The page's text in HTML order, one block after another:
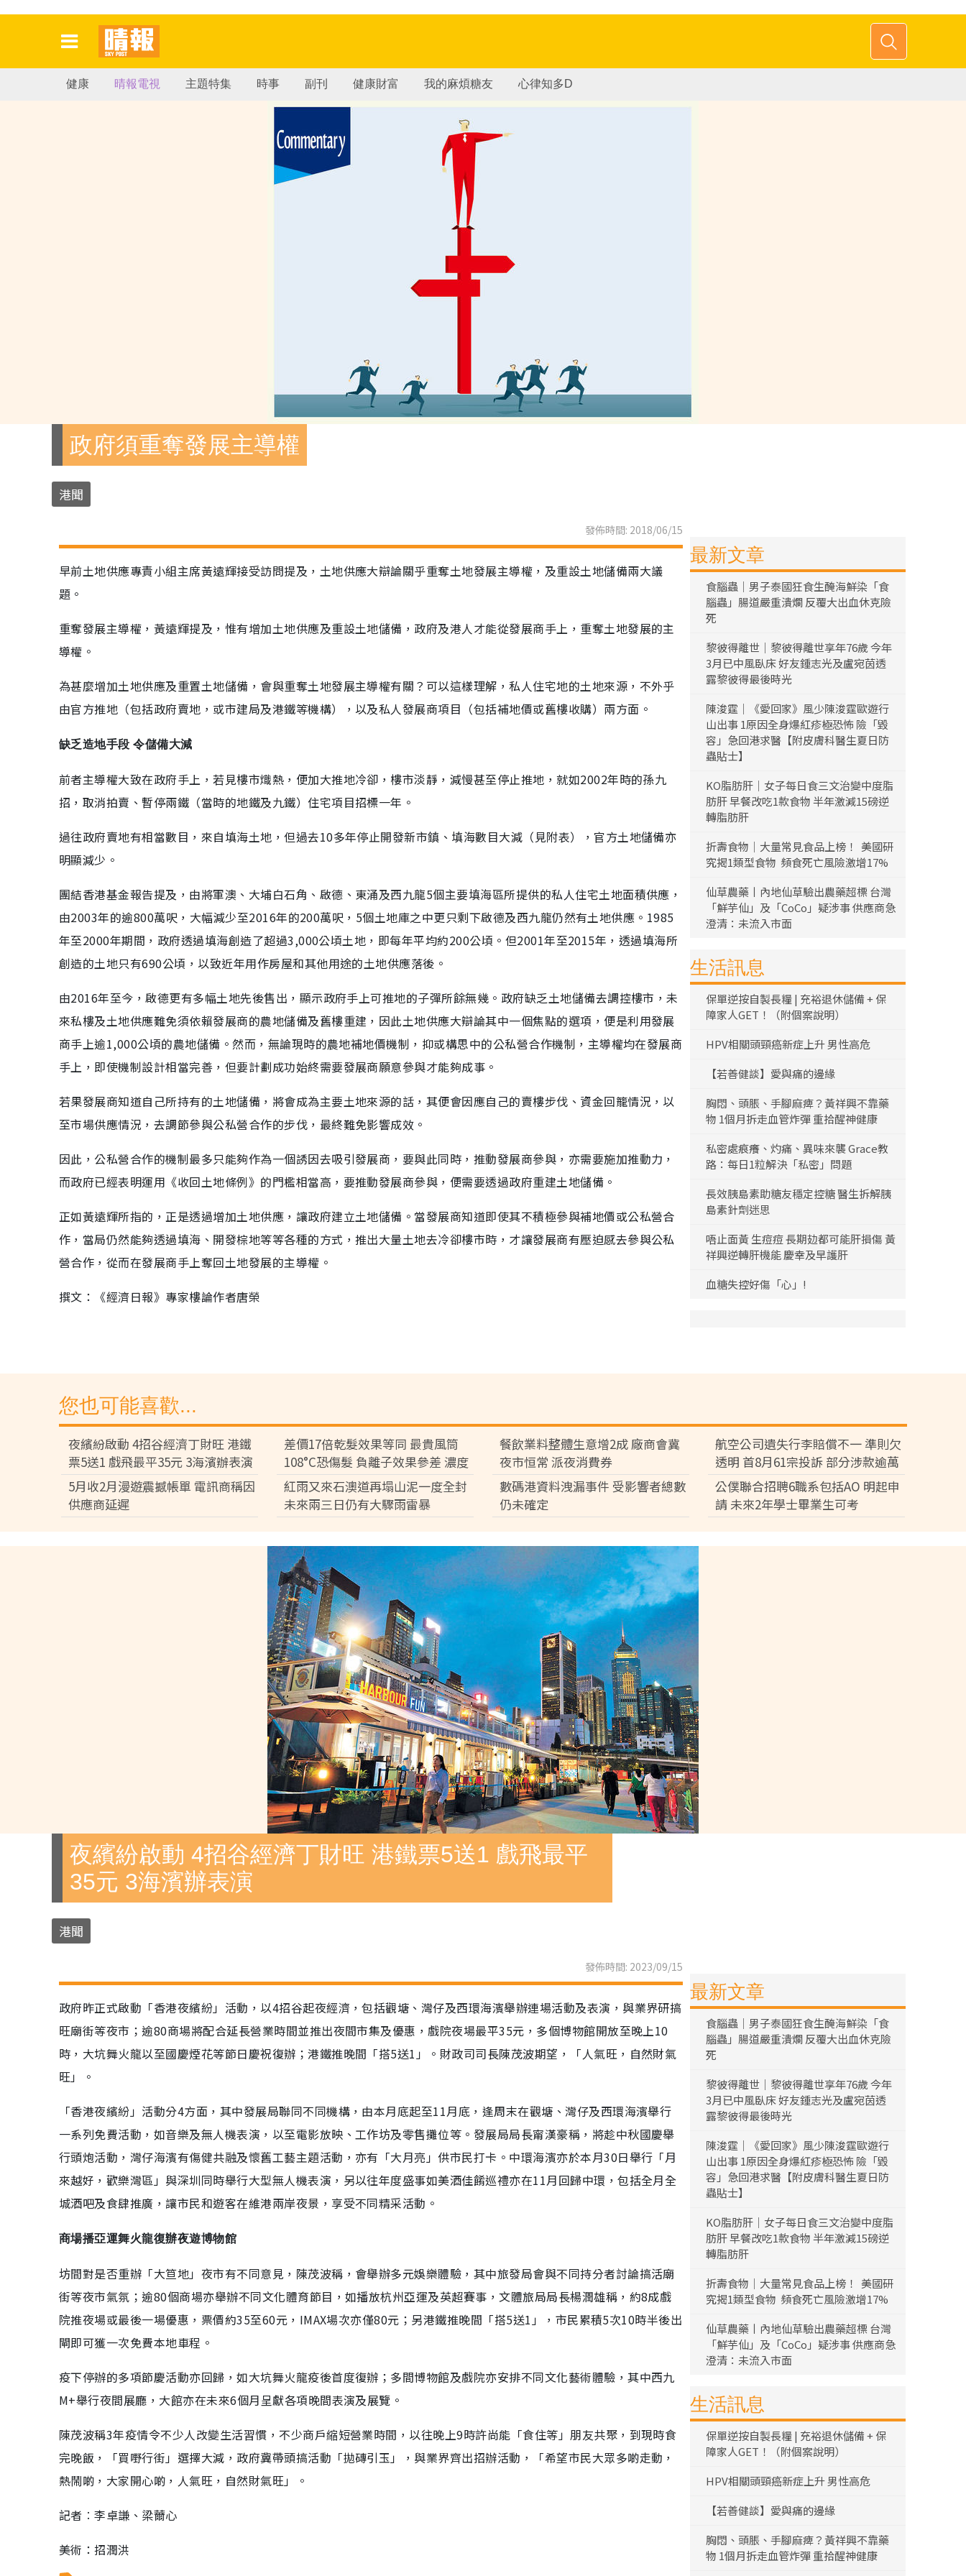
健康 晴報電視 主題特集 時事 副刊 健康財富 我的麻煩糖友 心律知多D
政府須重奪發展主導權
港聞
發佈時間: 2018/06/15
早前土地供應專責小組主席黃遠輝接受訪問提及，土地供應大辯論關乎重奪土地發展主導權，及重設土地儲備兩大議
題。
重奪發展主導權，黃遠輝提及，惟有增加土地供應及重設土地儲備，政府及港人才能從發展商手上，重奪土地發展的主
導權。
為甚麼增加土地供應及重置土地儲備，會與重奪土地發展主導權有關？可以這樣理解，私人住宅地的土地來源，不外乎
由官方推地（包括政府賣地，或市建局及港鐵等機構），以及私人發展商項目（包括補地價或舊樓收購）兩方面。
缺乏造地手段 令儲備大減
前者主導權大致在政府手上，若見樓市熾熱，便加大推地冷卻，樓市淡靜，減慢甚至停止推地，就如2002年時的孫九
招，取消拍賣、暫停兩鐵（當時的地鐵及九鐵）住宅項目招標一年。
過往政府賣地有相當數目，來自填海土地，但過去10多年停止開發新市鎮、填海數目大減（見附表），官方土地儲備亦
明顯減少。
團結香港基金報告提及，由將軍澳、大埔白石角、啟德、東涌及西九龍5個主要填海區所提供的私人住宅土地面積供應，
由2003年的逾800萬呎，大幅減少至2016年的200萬呎，5個土地庫之中更只剩下啟德及西九龍仍然有土地供應。1985
年至2000年期間，政府透過填海創造了超過3,000公頃土地，即每年平均約200公頃。但2001年至2015年，透過填海所
創造的土地只有690公頃，以致近年用作房屋和其他用途的土地供應落後。
由2016年至今，啟德更有多幅土地先後售出，顯示政府手上可推地的子彈所餘無幾。政府缺乏土地儲備去調控樓市，未
來私樓及土地供應難免須依賴發展商的農地儲備及舊樓重建，因此土地供應大辯論其中一個焦點的選項，便是利用發展
商手上逾1,000公頃的農地儲備。然而，無論現時的農地補地價機制，抑或構思中的公私營合作機制，主導權均在發展商
手上，即使機制設計相當完善，但要計劃成功始終需要發展商願意參與才能夠成事。
若果發展商知道自己所持有的土地儲備，將會成為主要土地來源的話，其便會因應自己的賣樓步伐、資金回籠情況，以
至市場供應情況，去調節參與公私營合作的步伐，最終難免影響成效。
因此，公私營合作的機制最多只能夠作為一個誘因去吸引發展商，要與此同時，推動發展商參與，亦需要施加推動力，
而政府已經表明運用《收回土地條例》的門檻相當高，要推動發展商參與，便需要透過政府重建土地儲備。
正如黃遠輝所指的，正是透過增加土地供應，讓政府建立土地儲備。當發展商知道即使其不積極參與補地價或公私營合
作，當局仍然能夠透過填海、開發棕地等等各種的方式，推出大量土地去冷卻樓市時，才讓發展商有壓迫感去參與公私
營合作，從而在發展商手上奪回土地發展的主導權。
撰文：《經濟日報》專家樓論作者唐榮
最新文章
食腦蟲｜男子泰國狂食生醃海鮮染「食
腦蟲」腸道嚴重潰爛 反覆大出血休克險
死
黎彼得離世｜黎彼得離世享年76歲 今年
3月已中風臥床 好友鍾志光及盧宛茵透
露黎彼得最後時光
陳浚霆｜《愛回家》風少陳浚霆歐遊行
山出事 1原因全身爆紅疹極恐怖 險「毀
容」急回港求醫【附皮膚科醫生夏日防
蟲貼士】
KO脂肪肝｜女子每日食三文治變中度脂
肪肝 早餐改吃1款食物 半年激減15磅逆
轉脂肪肝
折壽食物｜大量常見食品上榜！ 美國研
究揭1類型食物 頻食死亡風險激增17%
仙草農藥丨內地仙草驗出農藥超標 台灣
「鮮芋仙」及「CoCo」疑涉事 供應商急
澄清：未流入市面
生活訊息
保單逆按自製長糧 | 充裕退休儲備 + 保
障家人GET！（附個案說明）
HPV相關頭頸癌新症上升 男性高危
【若善健談】愛與痛的邊緣
胸悶、頭脹、手腳麻痺？黃祥興不靠藥
物 1個月拆走血管炸彈 重拾醒神健康
私密處痕癢、灼痛、異味來襲 Grace教
路：每日1粒解決「私密」問題
長效胰島素助糖友穩定控糖 醫生拆解胰
島素針劑迷思
唔止面黃 生痘痘 長期攰都可能肝損傷 黃
祥興逆轉肝機能 慶幸及早護肝
血糖失控好傷「心」!
您也可能喜歡...
夜繽紛啟動 4招谷經濟丁財旺 港鐵
票5送1 戲飛最平35元 3海濱辦表演
差價17倍乾髮效果等同 最貴風筒
108°C恐傷髮 負離子效果參差 濃度
差逾百倍
餐飲業料整體生意增2成 廠商會冀
夜市恒常 派夜消費券
航空公司遺失行李賠償不一 準則欠
透明 首8月61宗投訴 部分涉款逾萬
元
5月收2月漫遊震撼帳單 電訊商稱因
供應商延遲
紅雨又來石澳道再塌山泥一度全封
未來兩三日仍有大驟雨雷暴
數碼港資料洩漏事件 受影響者總數
仍未確定
公僕聯合招聘6職系包括AO 明起申
請 未來2年學士畢業生可考
夜繽紛啟動 4招谷經濟丁財旺 港鐵票5送1 戲飛最平
35元 3海濱辦表演
港聞
發佈時間: 2023/09/15
政府昨正式啟動「香港夜繽紛」活動，以4招谷起夜經濟，包括觀塘、灣仔及西環海濱舉辦連場活動及表演，與業界研搞
旺廟街等夜市；逾80商場將配合延長營業時間並推出夜間市集及優惠，戲院夜場最平35元，多個博物館開放至晚上10
時，大坑舞火龍以至國慶煙花等節日慶祝復辦；港鐵推晚間「搭5送1」。財政司司長陳茂波期望，「人氣旺，自然財氣
旺」。
「香港夜繽紛」活動分4方面，其中發展局聯同不同機構，由本月底起至11月底，逢周末在觀塘、灣仔及西環海濱舉行
一系列免費活動，如音樂及無人機表演，以至電影放映、工作坊及零售攤位等。發展局局長甯漢豪稱，將趁中秋國慶舉
行頭炮活動，灣仔海濱有傷健共融及懷舊工藝主題活動，亦有「大月亮」供市民打卡。中環海濱亦於本月30日舉行「月
來越好，歡樂灣區」與深圳同時舉行大型無人機表演，另以往年度盛事如美酒佳餚巡禮亦在11月回歸中環，包括全月全
城酒吧及食肆推廣，讓市民和遊客在維港兩岸夜景，享受不同精采活動。
商場播亞運舞火龍復辦夜遊博物館
坊間對是否重辦「大笪地」夜市有不同意見，陳茂波稱，會舉辦多元娛樂體驗，其中旅發局會與不同持分者討論搞活廟
街等夜市氣氛；逾80個商場亦舉辦不同文化體育節目，如播放杭州亞運及英超賽事，文體旅局局長楊潤雄稱，約8成戲
院推夜場或最後一場優惠，票價約35至60元，IMAX場次亦僅80元；另港鐵推晚間「搭5送1」，市民累積5次10時半後出
閘即可獲一次免費本地車程。
疫下停辦的多項節慶活動亦回歸，如大坑舞火龍疫後首度復辦；多間博物館及戲院亦安排不同文化藝術體驗，其中西九
M+舉行夜間展廳，大館亦在未來6個月呈獻各項晚間表演及展覽。
陳茂波稱3年疫情令不少人改變生活習慣，不少商戶縮短營業時間，以往晚上9時許尚能「食住等」朋友共聚，到現時食
完晚飯，「買嘢行街」選擇大減，政府冀帶頭搞活動「拋磚引玉」，與業界齊出招辦活動，「希望市民大眾多啲走動，
熱鬧啲，大家開心啲，人氣旺，自然財氣旺」。
記者︰李卓謙、梁薾心
美術：招潤洪
最新文章
食腦蟲｜男子泰國狂食生醃海鮮染「食
腦蟲」腸道嚴重潰爛 反覆大出血休克險
死
黎彼得離世｜黎彼得離世享年76歲 今年
3月已中風臥床 好友鍾志光及盧宛茵透
露黎彼得最後時光
陳浚霆｜《愛回家》風少陳浚霆歐遊行
山出事 1原因全身爆紅疹極恐怖 險「毀
容」急回港求醫【附皮膚科醫生夏日防
蟲貼士】
KO脂肪肝｜女子每日食三文治變中度脂
肪肝 早餐改吃1款食物 半年激減15磅逆
轉脂肪肝
折壽食物｜大量常見食品上榜！ 美國研
究揭1類型食物 頻食死亡風險激增17%
仙草農藥丨內地仙草驗出農藥超標 台灣
「鮮芋仙」及「CoCo」疑涉事 供應商急
澄清：未流入市面
生活訊息
保單逆按自製長糧 | 充裕退休儲備 + 保
障家人GET！（附個案說明）
HPV相關頭頸癌新症上升 男性高危
【若善健談】愛與痛的邊緣
胸悶、頭脹、手腳麻痺？黃祥興不靠藥
物 1個月拆走血管炸彈 重拾醒神健康